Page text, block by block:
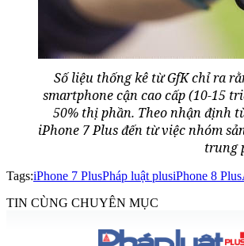
Số liệu thống kê từ GfK chỉ ra
smartphone cận cao cấp (10-15
50% thị phần. Theo nhận định
iPhone 7 Plus đến từ việc nhóm
trung
Tags:iPhone 7 PlusPháp luật plusiPhone 8 Plus
TIN CÙNG CHUYÊN MỤC